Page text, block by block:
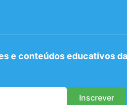
e conteúdos educativos da